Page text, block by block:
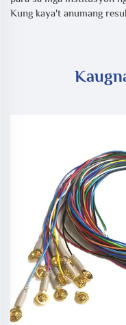
Kung kaya't anumang